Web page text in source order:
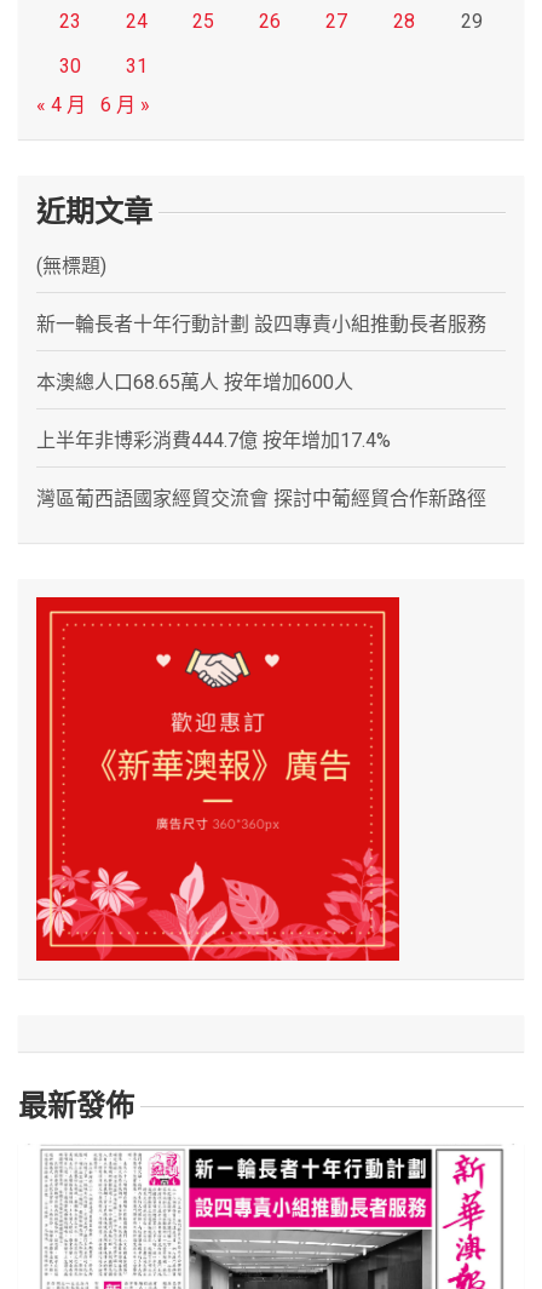
23 24 25 26 27 28
29
30
31
« 4 月
6 月 »
近期文章
(無標題)
新一輪長者十年行動計劃 設四專責小組推動長者服務
本澳總人口68.65萬人 按年增加600人
上半年非博彩消費444.7億 按年增加17.4%
灣區葡西語國家經貿交流會 探討中葡經貿合作新路徑
最新發佈